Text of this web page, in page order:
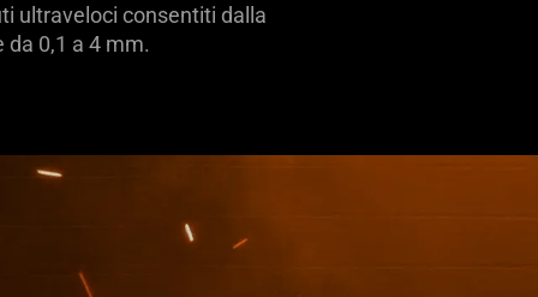
ultraveloci consentiti dalla
0,1 a 4 mm.